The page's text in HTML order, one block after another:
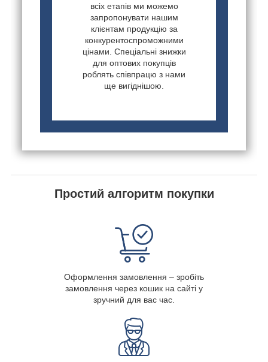
всіх етапів ми можемо
запропонувати нашим
клієнтам продукцію за
конкурентоспроможними
цінами. Спеціальні знижки
для оптових покупців
роблять співпрацю з нами
ще вигіднішою.
Простий алгоритм покупки
Оформлення замовлення – зробіть
замовлення через кошик на сайті у
зручний для вас час.